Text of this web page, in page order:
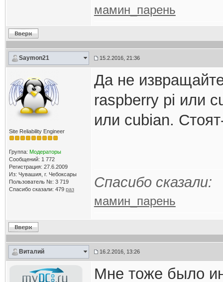
мамин_парень
Saymon21 15.2.2016, 21:36
Site Reliability Engineer
Группа: Модераторы
Сообщений: 1 772
Регистрация: 27.6.2009
Из: Чувашия, г. Чебоксары
Пользователь №: 3 719
Спасибо сказали: 479 раз
Да не
raspberry pi или
или cubian.
Спасибо сказали:
мамин_парень
Виталий 16.2.2016, 13:26
Мне тоже было